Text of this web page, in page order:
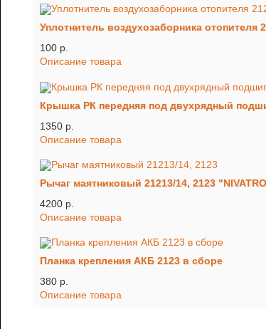
Уплотнитель воздухозаборника отопителя
100 p.
Описание товара
Крышка РК передняя под двухрядный
1350 p.
Описание товара
Рычаг маятниковый 21213/14, 2123
4200 p.
Описание товара
Планка крепления АКБ 2123 в сборе
380 p.
Описание товара